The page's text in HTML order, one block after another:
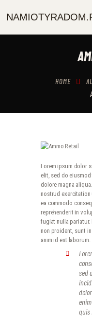
HOME
GALERIA
Lorem ipsum dolor
elit, sed do
dolore magna
nostrud
ea commodo
reprehenderit in
fugiat nulla pariatur.
non proident, sunt
anim id est laborum.
sed
quis